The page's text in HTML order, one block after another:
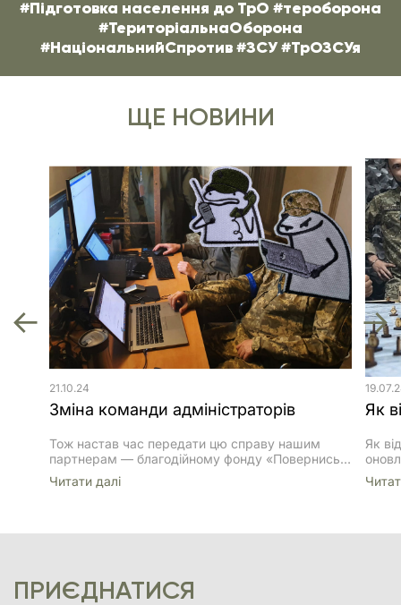
#Підготовка населення до ТрО #тероборона
#ТериторіальнаОборона
#НаціональнийСпротив #ЗСУ #ТрОЗСУя
ЩЕ НОВИНИ
21.10.24
Зміна команди адміністраторів
Тож настав час передати цю справу нашим
партнерам — благодійному фонду «Повернись
живим», який відтепер буде опікуватись сайтом
та соцмережами.
Читати далi
Як
ПРИЄДНАТИСЯ